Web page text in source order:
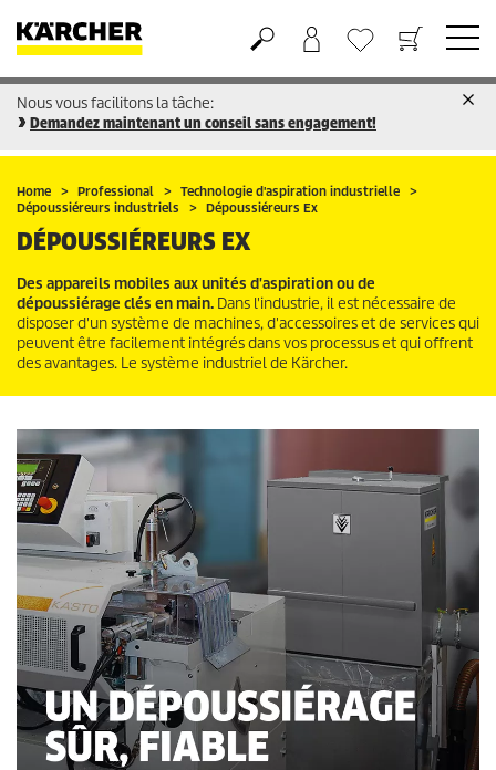
Panier
Liste d'envies
Nous vous facilitons la tâche:
Demandez maintenant un conseil sans engagement!
Home Professional
Technologie d'aspiration industrielle
Dépoussiéreurs industriels
Dépoussiéreurs Ex
DÉPOUSSIÉREURS EX
Des appareils mobiles aux unités d'aspiration ou de
dépoussiérage clés en main. Dans l'industrie, il est nécessaire de
disposer d'un système de machines, d'accessoires et de services qui
peuvent être facilement intégrés dans vos processus et qui offrent
des avantages. Le système industriel de Kärcher.